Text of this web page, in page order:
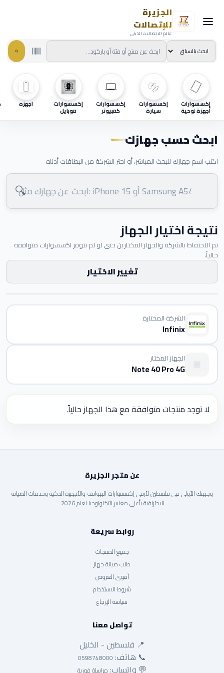
الجزيرة
للإتصالات
عالم الاتصالات الذكي
إكسسوارات
أجهزة لوحية
إكسسوارات
سيارة
إكسسوارات
كمبيوتر
إكسسوارات
موبايل
اجهزه
ابحث حسب جهازك
اكتب اسم جهازك للبحث المباشر، أو اختر الشركة من البطاقات أدناه
🔍
نتيجة اختيار الجهاز
تم الاحتفاظ بالشركة والجهاز المختارين حتى لو لم تتوفر اكسسوارات متوافقة
حالياً.
تغيير الاختيار
الشركة المختارة
Infinix
الجهاز المختار
Note 40 Pro 4G
لا توجد منتجات متوافقة مع هذا الجهاز حالياً.
عن متجر الجزيرة
وجهتك الأولى في فلسطين لأرقى إكسسوارات الهواتف والأجهزة الذكية وخدمات الصيانة
الاحترافية بأعلى معايير التكنولوجيا لعام 2026.
روابط سريعة
جميع المنتجات
طلب صيانة جهاز
أقوى العروض
شروط الاستخدام
سياسة الإرجاع
تواصل معنا
📍 فلسطين - الخليل
📞 هاتف: 0598748000
💬 واتساب: مراسلة فورية